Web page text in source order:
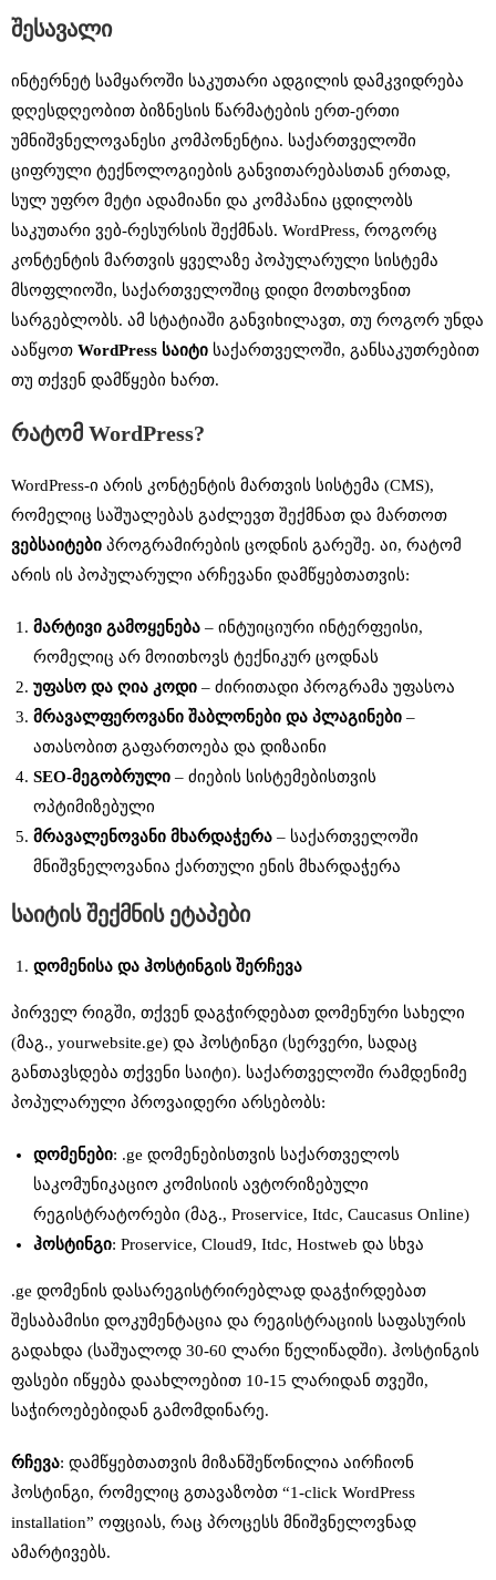
შესავალი
ინტერნეტ სამყაროში საკუთარი ადგილის დამკვიდრება
დღესდღეობით ბიზნესის წარმატების ერთ-ერთი
უმნიშვნელოვანესი კომპონენტია. საქართველოში
ციფრული ტექნოლოგიების განვითარებასთან ერთად,
სულ უფრო მეტი ადამიანი და კომპანია ცდილობს
საკუთარი ვებ-რესურსის შექმნას. WordPress, როგორც
კონტენტის მართვის ყველაზე პოპულარული სისტემა
მსოფლიოში, საქართველოშიც დიდი მოთხოვნით
სარგებლობს. ამ სტატიაში განვიხილავთ, თუ როგორ უნდა
ააწყოთ WordPress საიტი საქართველოში, განსაკუთრებით
თუ თქვენ დამწყები ხართ.
რატომ WordPress?
WordPress-ი არის კონტენტის მართვის სისტემა (CMS),
რომელიც საშუალებას გაძლევთ შექმნათ და მართოთ
ვებსაიტები პროგრამირების ცოდნის გარეშე. აი, რატომ
არის ის პოპულარული არჩევანი დამწყებთათვის:
მარტივი გამოყენება – ინტუიციური ინტერფეისი,
რომელიც არ მოითხოვს ტექნიკურ ცოდნას
უფასო და ღია კოდი – ძირითადი პროგრამა უფასოა
მრავალფეროვანი შაბლონები და პლაგინები –
ათასობით გაფართოება და დიზაინი
SEO-მეგობრული – ძიების სისტემებისთვის
ოპტიმიზებული
მრავალენოვანი მხარდაჭერა – საქართველოში
მნიშვნელოვანია ქართული ენის მხარდაჭერა
საიტის შექმნის ეტაპები
დომენისა და ჰოსტინგის შერჩევა
პირველ რიგში, თქვენ დაგჭირდებათ დომენური სახელი
(მაგ., yourwebsite.ge) და ჰოსტინგი (სერვერი, სადაც
განთავსდება თქვენი საიტი). საქართველოში რამდენიმე
პოპულარული პროვაიდერი არსებობს:
დომენები: .ge დომენებისთვის საქართველოს
საკომუნიკაციო კომისიის ავტორიზებული
რეგისტრატორები (მაგ., Proservice, Itdc, Caucasus Online)
ჰოსტინგი: Proservice, Cloud9, Itdc, Hostweb და სხვა
.ge დომენის დასარეგისტრირებლად დაგჭირდებათ
შესაბამისი დოკუმენტაცია და რეგისტრაციის საფასურის
გადახდა (საშუალოდ 30-60 ლარი წელიწადში). ჰოსტინგის
ფასები იწყება დაახლოებით 10-15 ლარიდან თვეში,
საჭიროებებიდან გამომდინარე.
რჩევა: დამწყებთათვის მიზანშეწონილია აირჩიონ
ჰოსტინგი, რომელიც გთავაზობთ “1-click WordPress
installation” ოფციას, რაც პროცესს მნიშვნელოვნად
ამარტივებს.